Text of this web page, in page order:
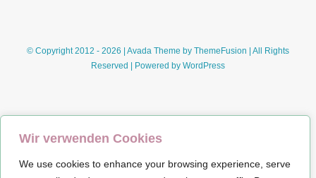
Wir verwenden Cookies
We use cookies to enhance your browsing experience, serve
© Copyright 2012 - 2026 | Avada Theme by ThemeFusion | All Rights
Reserved | Powered by WordPress